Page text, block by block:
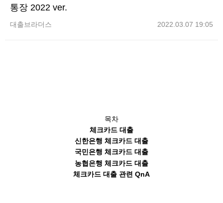
통장 2022 ver.
대출브라더스 2022.03.07 19:05
목차
체크카드 대출
신한은행 체크카드 대출
국민은행 체크카드 대출
농협은행 체크카드 대출
체크카드 대출 관련 QnA